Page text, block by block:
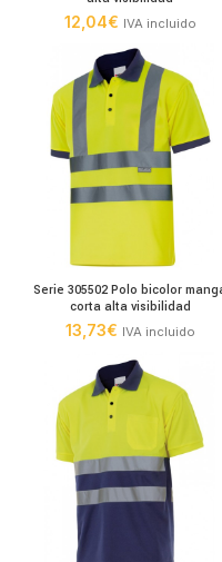
12,04€ IVA incluido
Serie 305502 Polo bicolor
corta alta visibilidad
13,73€ IVA incluido